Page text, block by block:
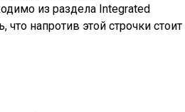
из раздела Integrated
напротив этой строчки стоит